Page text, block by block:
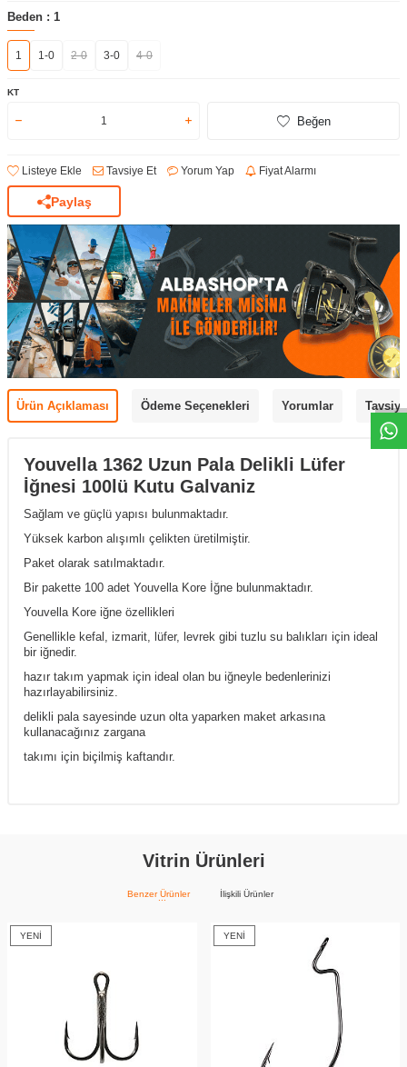
Beden : 1
1 1-0 2-0 3-0 4-0
KT
Beğen
Listeye Ekle Tavsiye Et Yorum Yap Fiyat Alarmı
Paylaş
Ürün Açıklaması Ödeme Seçenekleri Yorumlar
Youvella 1362 Uzun Pala Delikli Lüfer
İğnesi 100lü Kutu Galvaniz
Sağlam ve güçlü yapısı bulunmaktadır.
Yüksek karbon alışımlı çelikten üretilmiştir.
Paket olarak satılmaktadır.
Bir pakette 100 adet Youvella Kore İğne bulunmaktadır.
Youvella Kore iğne özellikleri
Genellikle kefal, izmarit, lüfer, levrek gibi tuzlu su balıkları için ideal
bir iğnedir.
hazır takım yapmak için ideal olan bu iğneyle bedenlerinizi
hazırlayabilirsiniz.
delikli pala sayesinde uzun olta yaparken maket arkasına
kullanacağınız zargana
takımı için biçilmiş kaftandır.
Vitrin Ürünleri
Benzer Ürünler İlişkili Ürünler
YENI YENI